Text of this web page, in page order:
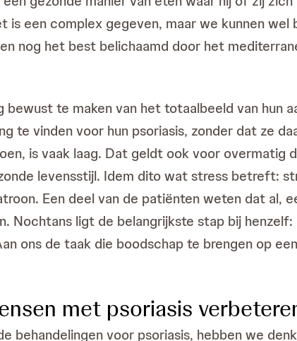
een complex gegeven, maar we kunnen
nog het best belichaamd door het
te maken van het totaalbeeld van hun
te vinden voor hun psoriasis, zonder dat ze
is vaak laag. Dat geldt ook voor overmatig
levensstijl. Idem dito wat stress betreft:
Een deel van de patiënten weten dat al,
Nochtans ligt de belangrijkste stap bij
ons de taak die boodschap te brengen op
met psoriasis
behandelingen voor psoriasis, hebben we